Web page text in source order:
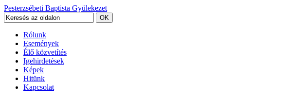
Pesterzsébeti Baptista Gyülekezet
Rólunk
Események
Élő közvetítés
Igehirdetések
Képek
Hitünk
Kapcsolat